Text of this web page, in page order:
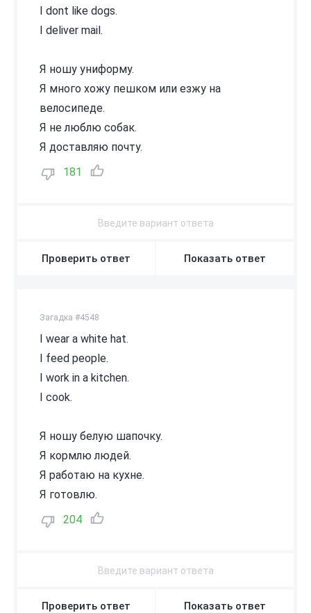
I dont like dogs.
I deliver mail.
Я ношу униформу.
Я много хожу пешком или езжу на
велосипеде.
Я не люблю собак.
Я доставляю почту.
181
Проверить ответ Показать ответ
Загадка #4548
I wear a white hat.
I feed people.
I work in a kitchen.
I cook.
Я ношу белую шапочку.
Я кормлю людей.
Я работаю на кухне.
Я готовлю.
204
Проверить ответ Показать ответ